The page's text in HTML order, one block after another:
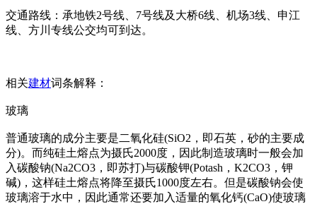
交通路线：承地铁2号线、7号线及大桥6线、机场3线、申江
线、方川专线公交均可到达。
相关建材词条解释：
玻璃
普通玻璃的成分主要是二氧化硅(SiO2，即石英，砂的主要成
分)。而纯硅土熔点为摄氏2000度，因此制造玻璃时一般会加
入碳酸钠(Na2CO3，即苏打)与碳酸钾(Potash，K2CO3，钾
碱)，这样硅土熔点将降至摄氏1000度左右。但是碳酸钠会使
玻璃溶于水中，因此通常还要加入适量的氧化钙(CaO)使玻璃